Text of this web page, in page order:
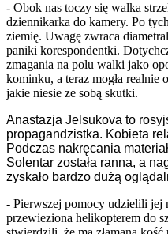
- Obok nas toczy się walka
dziennikarka do kamery. Po
ziemię. Uwagę zwraca
paniki korespondentki.
zmagania na polu walki jako
kominku, a teraz mogła realnie
jakie niesie ze sobą skutki.
Anastazja Jelsukova to
propagandzistka. Kobieta
Podczas nakręcania
Solentar została ranna, a
zyskało bardzo dużą
- Pierwszej pomocy udzielili jej
przewieziona helikopterem do